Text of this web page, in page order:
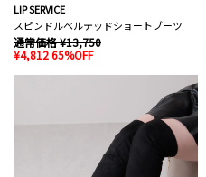
LIP SERVICE
スピンドルベルテッドショートブーツ
通常価格 ¥13,750
¥4,812 65%OFF